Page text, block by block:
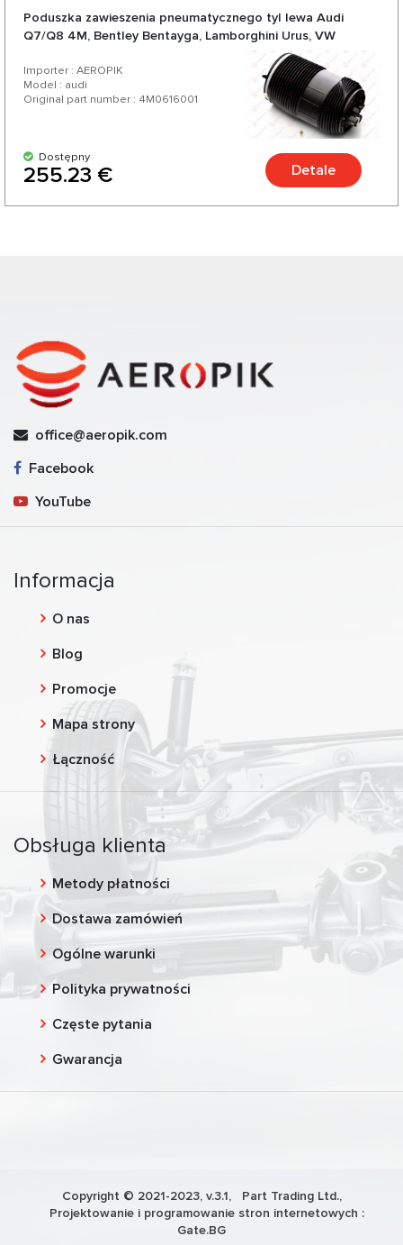
Poduszka zawieszenia pneumatycznego tyl lewa Audi
Q7/Q8 4M, Bentley Bentayga, Lamborghini Urus, VW
Importer : AEROPIK
Model : audi
Original part number : 4M0616001
Dostępny
255.23 € Detale
office@aeropik.com
Facebook
YouTube
Informacja
O nas
Blog
Promocje
Mapa strony
Łączność
Obsługa klienta
Metody płatności
Dostawa zamówień
Ogólne warunki
Polityka prywatności
Częste pytania
Gwarancja
Copyright © 2021-2023, v.3.1, Part Trading Ltd.,
Projektowanie i programowanie stron internetowych :
Gate.BG